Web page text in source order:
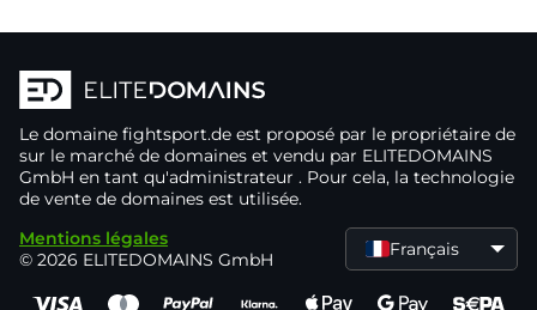
Le domaine fightsport.de est proposé par le propriétaire de
sur le marché de domaines et vendu par ELITEDOMAINS
GmbH en tant qu'administrateur . Pour cela, la technologie
de vente de domaines est utilisée.
Mentions légales
© 2026 ELITEDOMAINS GmbH
Français